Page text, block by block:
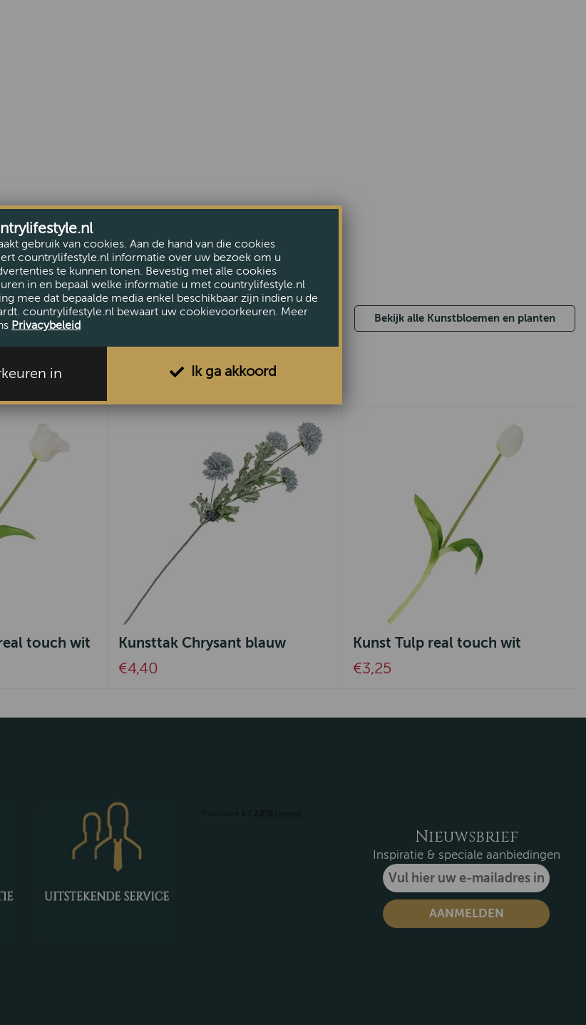
Bekijk alle Kunstbloemen en planten
touch wit Kunsttak Chrysant blauw
€4,40
Kunst Tulp real touch wit
€3,25
Nieuwsbrief
Inspiratie & speciale aanbiedingen
gebruik van cookies. Aan de hand van die cookies
countrylifestyle.nl informatie over uw bezoek om u
te kunnen tonen. Bevestig met alle cookies
in en bepaal welke informatie u met countrylifestyle.nl
mee dat bepaalde media enkel beschikbaar zijn indien u de
countrylifestyle.nl bewaart uw cookievoorkeuren. Meer
Privacybeleid
in Ik ga akkoord